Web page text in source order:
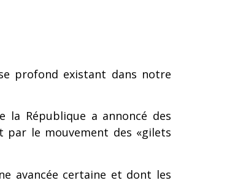
profond existant dans notre
la République a annoncé des
par le mouvement des «gilets
avancée certaine et dont les